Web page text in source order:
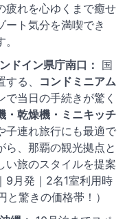
疲れを心ゆくまで癒せ
ート気分を満喫でき
ドイン県庁南口：
国
る、
コンドミニアム
当日の手続きが驚く
・乾燥機・ミニキッチ
子連れ旅行にも最適で
ら、那覇の観光拠点と
い旅のスタイルを提案
9月発｜2名1室利用時
驚きの価格帯！）